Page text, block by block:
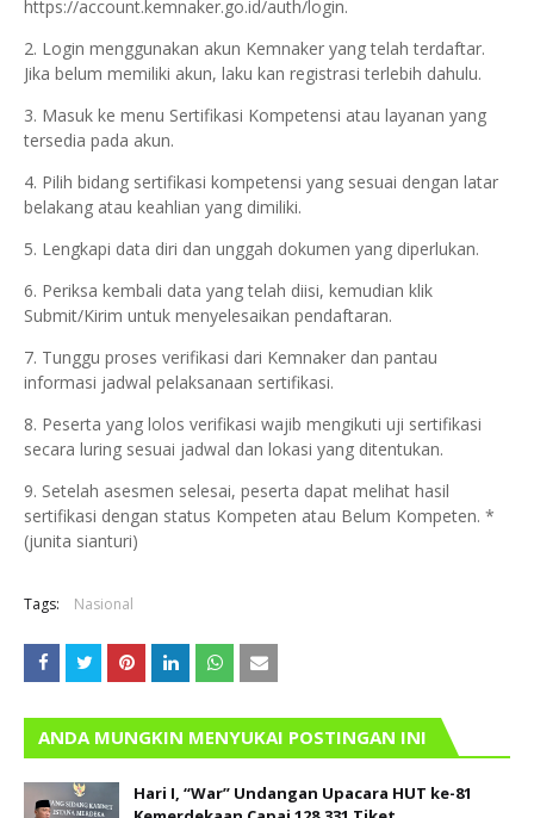
https://account.kemnaker.go.id/auth/login.
2. Login menggunakan akun Kemnaker yang telah terdaftar.
Jika belum memiliki akun, laku kan registrasi terlebih dahulu.
3. Masuk ke menu Sertifikasi Kompetensi atau layanan yang
tersedia pada akun.
4. Pilih bidang sertifikasi kompetensi yang sesuai dengan latar
belakang atau keahlian yang dimiliki.
5. Lengkapi data diri dan unggah dokumen yang diperlukan.
6. Periksa kembali data yang telah diisi, kemudian klik
Submit/Kirim untuk menyelesaikan pendaftaran.
7. Tunggu proses verifikasi dari Kemnaker dan pantau
informasi jadwal pelaksanaan sertifikasi.
8. Peserta yang lolos verifikasi wajib mengikuti uji sertifikasi
secara luring sesuai jadwal dan lokasi yang ditentukan.
9. Setelah asesmen selesai, peserta dapat melihat hasil
sertifikasi dengan status Kompeten atau Belum Kompeten. *
(junita sianturi)
Tags: Nasional
ANDA MUNGKIN MENYUKAI POSTINGAN INI
Hari I, “War” Undangan Upacara HUT ke-81